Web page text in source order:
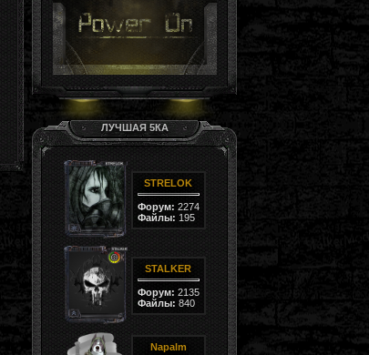
ЛУЧШАЯ 5КА
STRELOK
Форум: 2274
Файлы: 195
STALKER
Форум: 2135
Файлы: 840
Napalm